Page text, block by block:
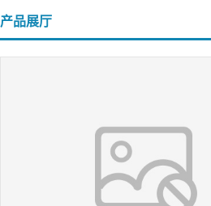
产品展厅